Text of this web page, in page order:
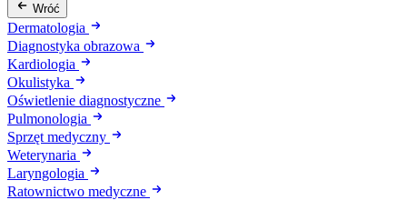
Wróć
Dermatologia
Diagnostyka obrazowa
Kardiologia
Okulistyka
Oświetlenie diagnostyczne
Pulmonologia
Sprzęt medyczny
Weterynaria
Laryngologia
Ratownictwo medyczne